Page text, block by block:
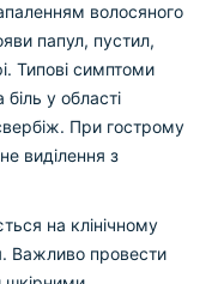
волосяного
папул, пустил,
Типові симптоми
у області
При гострому
виділення з
на клінічному
Важливо провести